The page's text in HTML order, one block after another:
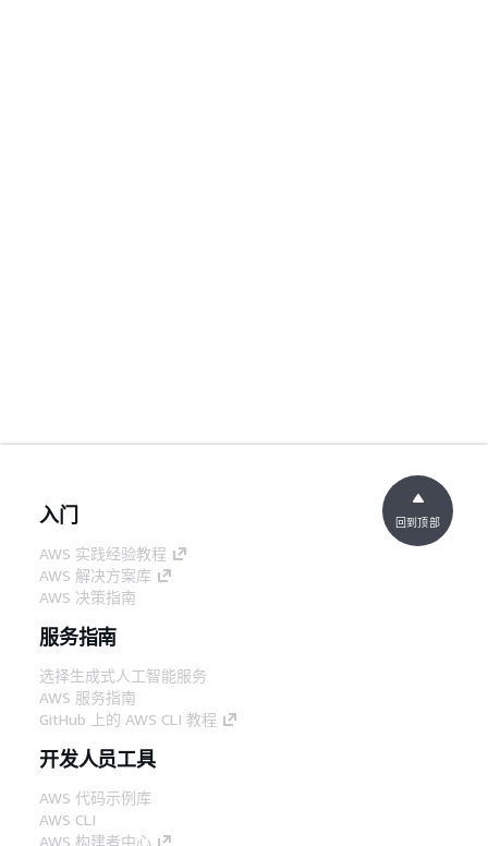
入门
AWS 实践经验教程
AWS 解决方案库
AWS 决策指南
服务指南
选择生成式人工智能服务
AWS 服务指南
GitHub 上的 AWS CLI 教程
开发人员工具
AWS 代码示例库
AWS CLI
AWS 构建者中心
回到顶部